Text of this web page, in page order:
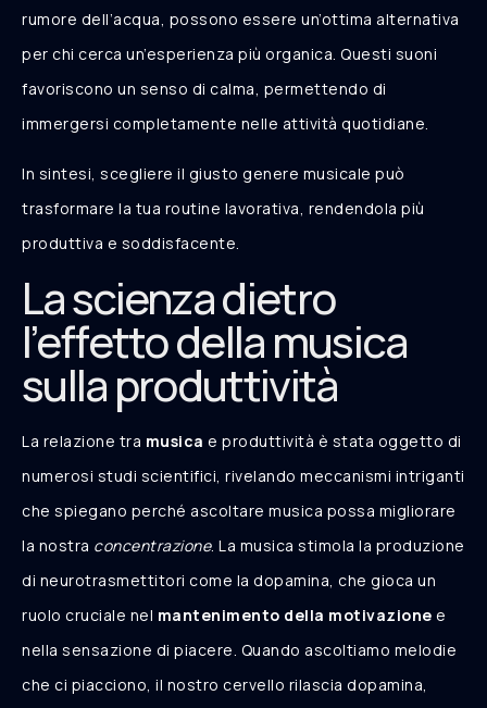
rumore dell’acqua, possono essere un’ottima alternativa
per chi cerca un’esperienza più organica. Questi suoni
favoriscono un senso di calma, permettendo di
immergersi completamente nelle attività quotidiane.
In sintesi, scegliere il giusto genere musicale può
trasformare la tua routine lavorativa, rendendola più
produttiva e soddisfacente.
La scienza dietro
l’effetto della musica
sulla produttività
La relazione tra musica e produttività è stata oggetto di
numerosi studi scientifici, rivelando meccanismi intriganti
che spiegano perché ascoltare musica possa migliorare
la nostra concentrazione. La musica stimola la produzione
di neurotrasmettitori come la dopamina, che gioca un
ruolo cruciale nel mantenimento della motivazione e
nella sensazione di piacere. Quando ascoltiamo melodie
che ci piacciono, il nostro cervello rilascia dopamina,